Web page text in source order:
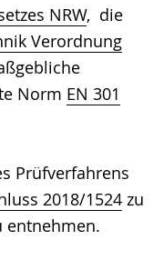
NRW, die
Verordnung
Norm EN 301
Prüfverfahrens
2018/1524 zu
entnehmen.